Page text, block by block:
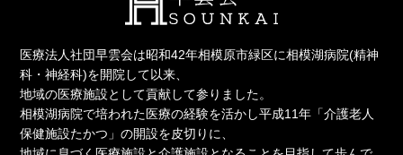
医療法人社団早雲会は昭和42年相模原市緑区に相模湖病院(精神
科・神経科)を開院して以来、
地域の医療施設として貢献して参りました。
相模湖病院で培われた医療の経験を活かし平成11年「介護老人
保健施設たかつ」の開設を皮切りに、